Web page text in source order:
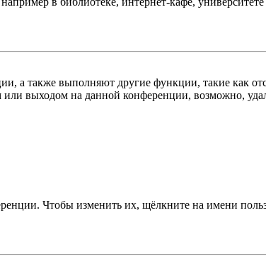
а также выполняют другие функции, такие как
выходом на данной конференции, возможно,
Чтобы изменить их, щёлкните на имени